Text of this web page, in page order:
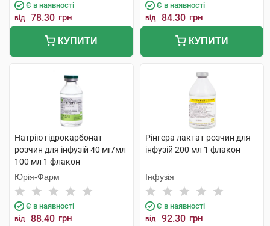
Є в наявності
від 78.30 грн
КУПИТИ
Є в наявності
від 84.30 грн
КУПИТИ
Натрію гідрокарбонат
розчин для інфузій 40 мг/мл
100 мл 1 флакон
Юрія-Фарм
Є в наявності
від 88.40 грн
Рінгера лактат розчин для
інфузій 200 мл 1 флакон
Інфузія
Є в наявності
від 92.30 грн